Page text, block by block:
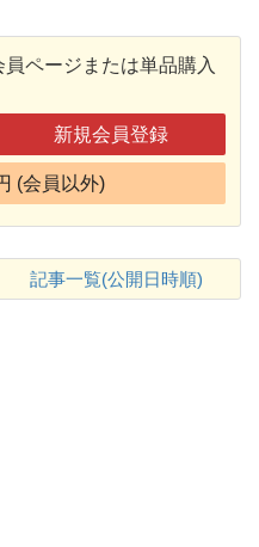
ページまたは単品購入
新規会員登録
(会員以外)
記事一覧(公開日時順)